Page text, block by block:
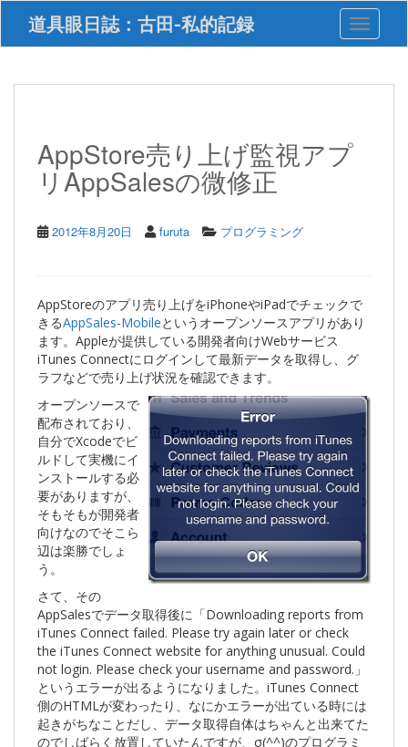
i
道具眼日誌：古田-私的記録 Toggle
AppStore売り上げ監視アプ
リAppSalesの微修正
2012年8月20日 furuta プログラミング
AppStoreのアプリ売り上げをiPhoneやiPadでチェックで
きるAppSales-Mobileというオープンソースアプリがあり
ます。Appleが提供している開発者向けWebサービス
iTunes Connectにログインして最新データを取得し、グ
ラフなどで売り上げ状況を確認できます。
オープンソースで
配布されており、
自分でXcodeでビ
ルドして実機にイ
ンストールする必
要がありますが、
そもそもが開発者
向けなのでそこら
辺は楽勝でしょ
う。
さて、その
AppSalesでデータ取得後に「Downloading reports from
iTunes Connect failed. Please try again later or check
the iTunes Connect website for anything unusual. Could
not login. Please check your username and password.」
というエラーが出るようになりました。iTunes Connect
側のHTMLが変わったり、なにかエラーが出ている時には
起きがちなことだし、データ取得自体はちゃんと出来てた
のでしばらく放置していたんですが、σ(^^)のプログラミ